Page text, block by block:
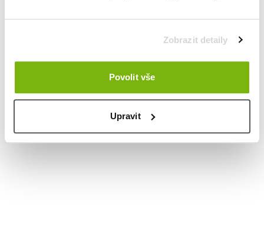
Zobrazit detaily
Povolit vše
Upravit